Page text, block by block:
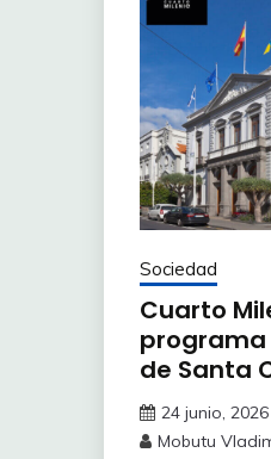
Sociedad
Cuarto
de Santa
24 junio, 2026
Mobutu